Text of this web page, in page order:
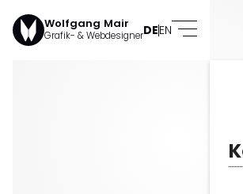
Wolfgang Mair
Grafik- & WebdesignerDEEN